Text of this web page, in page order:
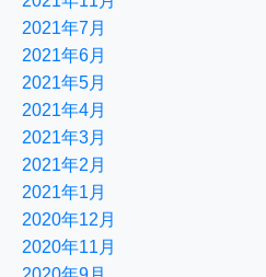
2021年7月
2021年6月
2021年5月
2021年4月
2021年3月
2021年2月
2021年1月
2020年12月
2020年11月